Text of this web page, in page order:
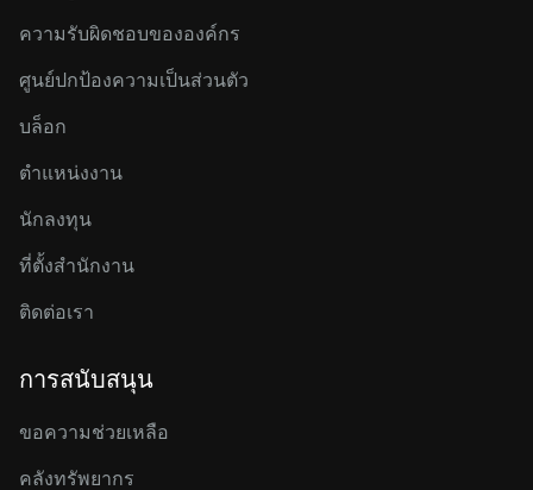
ความรับผิดชอบขององค์กร
ศูนย์ปกป้องความเป็นส่วนตัว
บล็อก
ตำแหน่งงาน
นักลงทุน
ที่ตั้งสำนักงาน
ติดต่อเรา
การสนับสนุน
ขอความช่วยเหลือ
คลังทรัพยากร